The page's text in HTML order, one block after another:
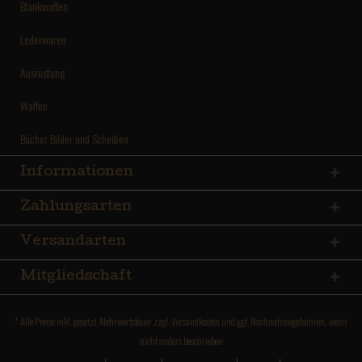
Blankwaffen
Lederwaren
Ausrüstung
Waffen
Bücher Bilder und Scheiben
Informationen
Zahlungsarten
Versandarten
Mitgliedschaft
* Alle Preise inkl. gesetzl. Mehrwertsteuer zzgl. Versandkosten und ggf. Nachnahmegebühren, wenn
nicht anders beschrieben